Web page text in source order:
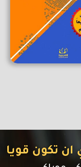
تكون قويا